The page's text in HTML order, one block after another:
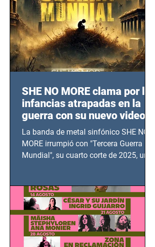
SHE NO MORE clama por las
infancias atrapadas en la
guerra con su nuevo video
TERCERA GUERRA
MUNDIAL
La banda de metal sinfónico SHE NO
MORE irrumpió con "Tercera Guerra
Mundial", su cuarto corte de 2025, un
bélicos.